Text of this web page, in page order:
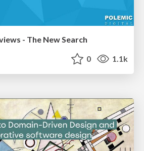
- The New Search
0 1.1k